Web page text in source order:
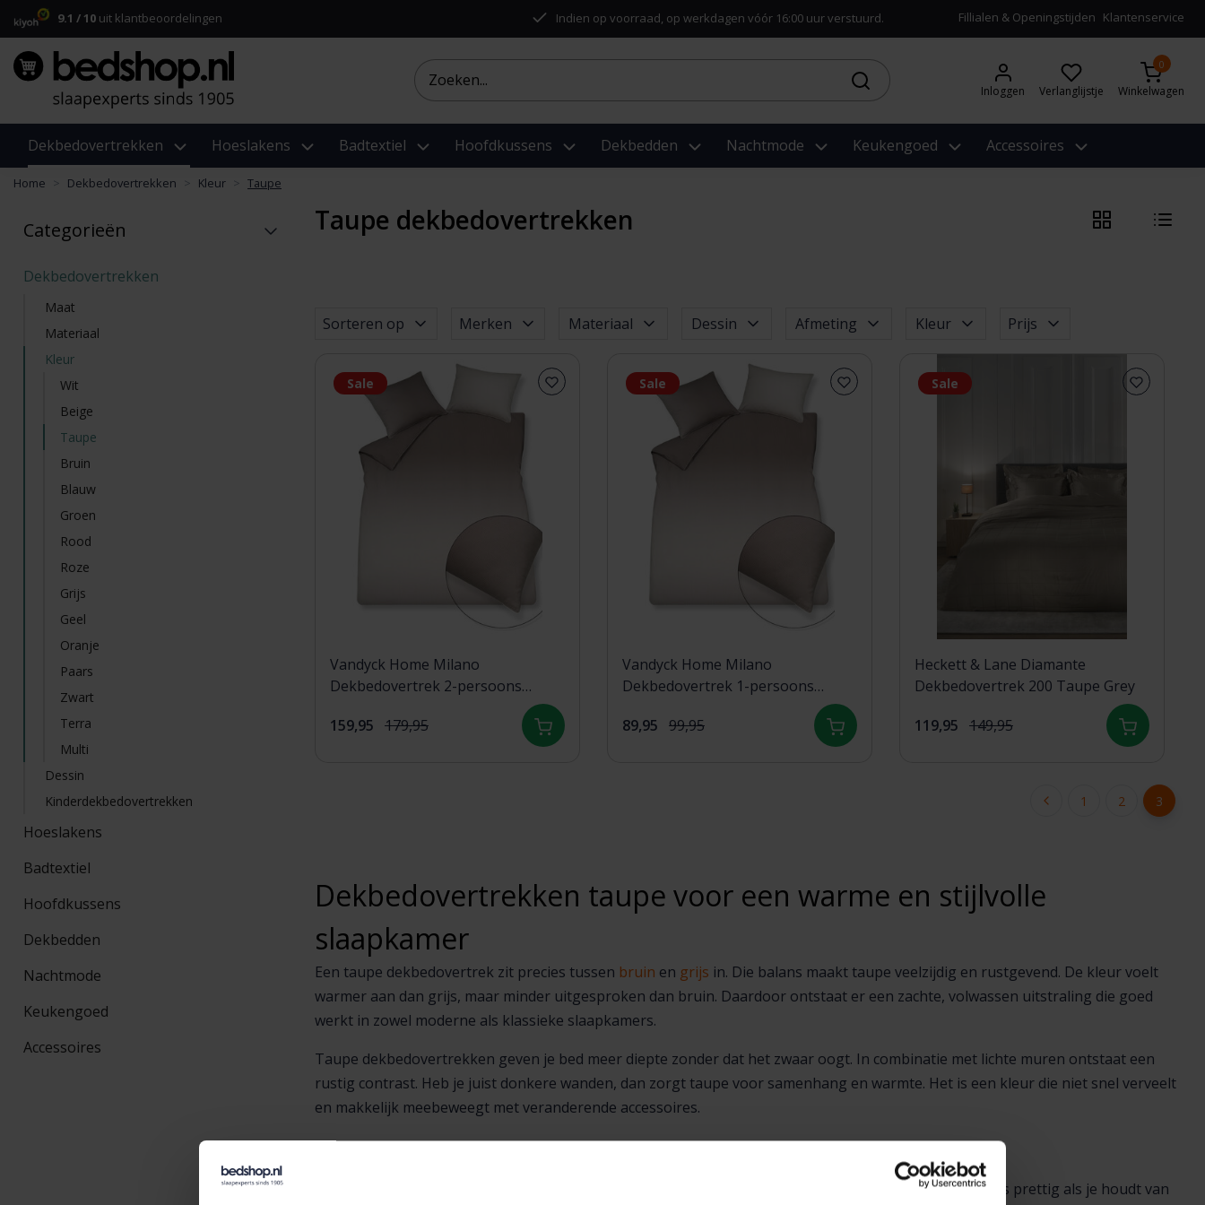
9.1 / 10 uit klantbeoordelingen Indien op voorraad, op werkdagen vóór 16:00 uur verstuurd. Fillialen & Openingstijden Klantenservice
Inloggen Verlanglijstje
0
Winkelwagen
Dekbedovertrekken Hoeslakens Badtextiel Hoofdkussens Dekbedden Nachtmode Keukengoed Accessoires
Home Dekbedovertrekken Kleur Taupe
Categorieën
Dekbedovertrekken
Maat
Materiaal
Kleur
Wit
Beige
Taupe
Bruin
Blauw
Groen
Rood
Roze
Grijs
Geel
Oranje
Paars
Zwart
Terra
Multi
Dessin
Kinderdekbedovertrekken
Hoeslakens
Badtextiel
Hoofdkussens
Dekbedden
Nachtmode
Keukengoed
Accessoires
Taupe dekbedovertrekken
Sorteren op Merken Materiaal Dessin Afmeting Kleur Prijs
Sale
Vandyck Home Milano
Dekbedovertrek 2-persoons
159,95 179,95
Sale
Vandyck Home Milano
Dekbedovertrek 1-persoons
89,95 99,95
Sale
Heckett & Lane Diamante
Dekbedovertrek 200 Taupe Grey
119,95 149,95
1 2 3
Dekbedovertrekken taupe voor een warme en stijlvolle
slaapkamer
Een taupe dekbedovertrek zit precies tussen bruin en grijs in. Die balans maakt taupe veelzijdig en rustgevend. De kleur voelt
warmer aan dan grijs, maar minder uitgesproken dan bruin. Daardoor ontstaat er een zachte, volwassen uitstraling die goed
werkt in zowel moderne als klassieke slaapkamers.
Taupe dekbedovertrekken geven je bed meer diepte zonder dat het zwaar oogt. In combinatie met lichte muren ontstaat een
rustig contrast. Heb je juist donkere wanden, dan zorgt taupe voor samenhang en warmte. Het is een kleur die niet snel verveelt
en makkelijk meebeweegt met veranderende accessoires.
Welk materiaal past bij een taupe dekbedovertrek
De stof bepaalt hoe taupe tot zijn recht komt. In katoen oogt de kleur wat matter en natuurlijker. Dat is prettig als je houdt van